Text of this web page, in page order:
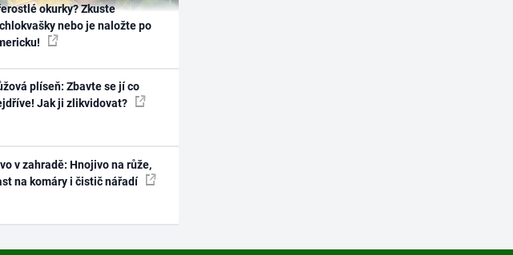
okurky? Zkuste
nebo je naložte po
plíseň: Zbavte se jí co
Jak ji zlikvidovat?
v zahradě: Hnojivo na růže,
na komáry i čistič nářadí